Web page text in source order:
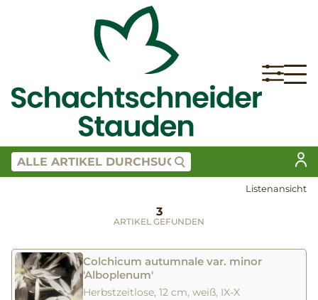
Listenansicht
3
ARTIKEL GEFUNDEN
Colchicum autumnale var. minor
'Alboplenum'
Herbstzeitlose, 12 cm, weiß, IX-X